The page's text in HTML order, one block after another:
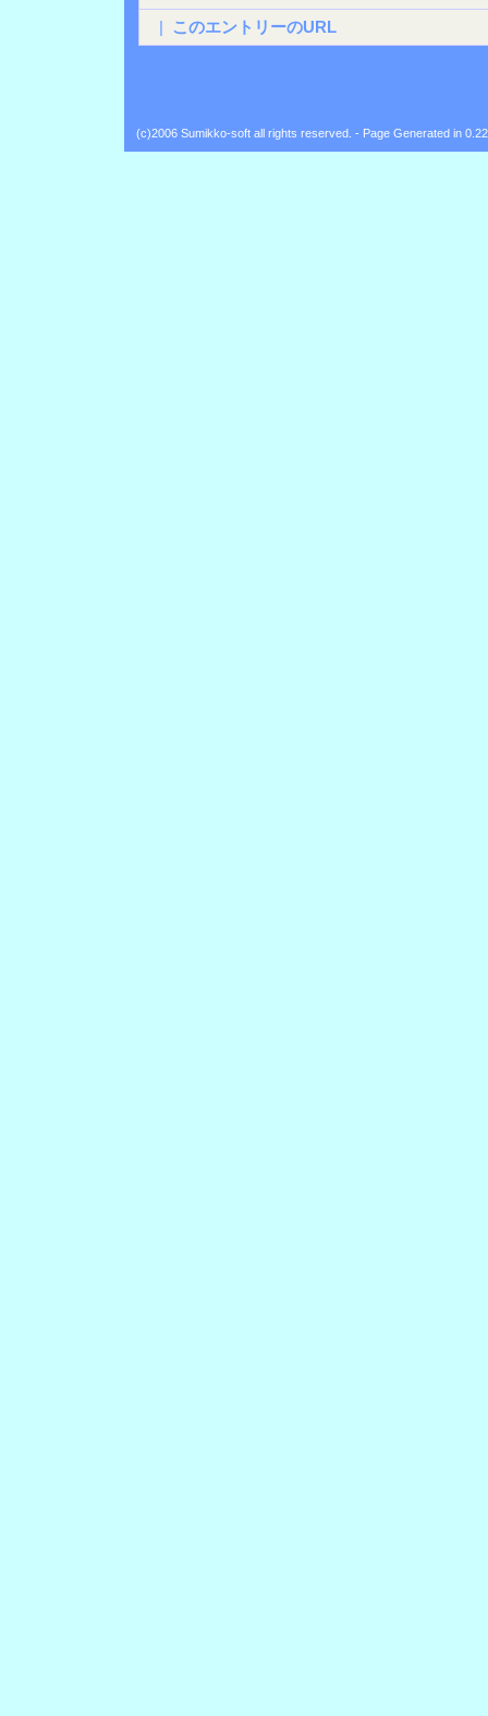
| このエントリーのURL
(c)2006 Sumikko-soft all rights reserved. - Page Generated in